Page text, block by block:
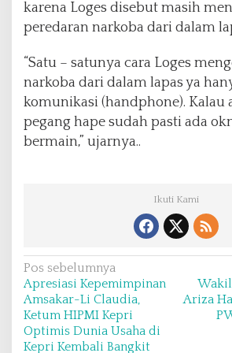
karena Loges disebut masih
peredaran narkoba dari dalam
“Satu – satunya cara Loges
narkoba dari dalam lapas ya
komunikasi (handphone). Kalau
pegang hape sudah pasti ada
bermain,” ujarnya..
Ikuti Kami
N
a
v
i
Pos sebelumnya
Apresiasi Kepemimpinan
Amsakar-Li Claudia,
Ketum HIPMI Kepri
Optimis Dunia Usaha di
Kepri Kembali Bangkit
Wakil
Ariza